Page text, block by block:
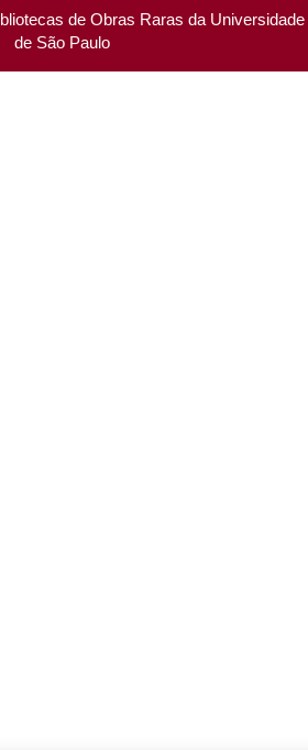
de Obras Raras da Universidade
de São Paulo